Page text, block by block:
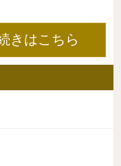
きはこちら